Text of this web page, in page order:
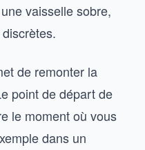
vaisselle sobre,
de remonter la
point de départ de
le moment où vous
dans un